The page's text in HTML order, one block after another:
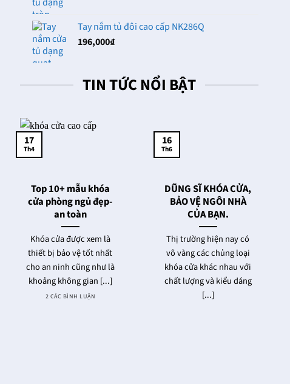
398,000₫
Tay nắm tủ đôi cao cấp NK286Q
196,000₫
TIN TỨC NỔI BẬT
Top 10+ mẫu khóa
cửa phòng ngủ đẹp-
an toàn
Khóa cửa được xem là
thiết bị bảo vệ tốt nhất
cho an ninh cũng như là
khoảng không gian [...]
2 CÁC BÌNH LUẬN
17
Th4
DŨNG SĨ KHÓA CỬA,
BẢO VỆ NGÔI NHÀ
CỦA BẠN.
Thị trường hiện nay có
vô vàng các chủng loại
khóa cửa khác nhau với
chất lượng và kiểu dáng
[...]
16
Th6